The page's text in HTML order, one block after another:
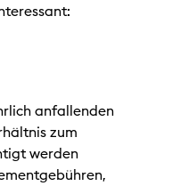
anfallenden
zum
werden